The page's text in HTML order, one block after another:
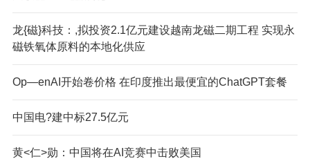
龙{磁}科技：,拟投资2.1亿元建设越南龙磁二期工程 实现永
磁铁氧体原料的本地化供应
Op—enAI开始卷价格 在印度推出最便宜的ChatGPT套餐
中国电?建中标27.5亿元
黄<仁>勋：中国将在AI竞赛中击败美国